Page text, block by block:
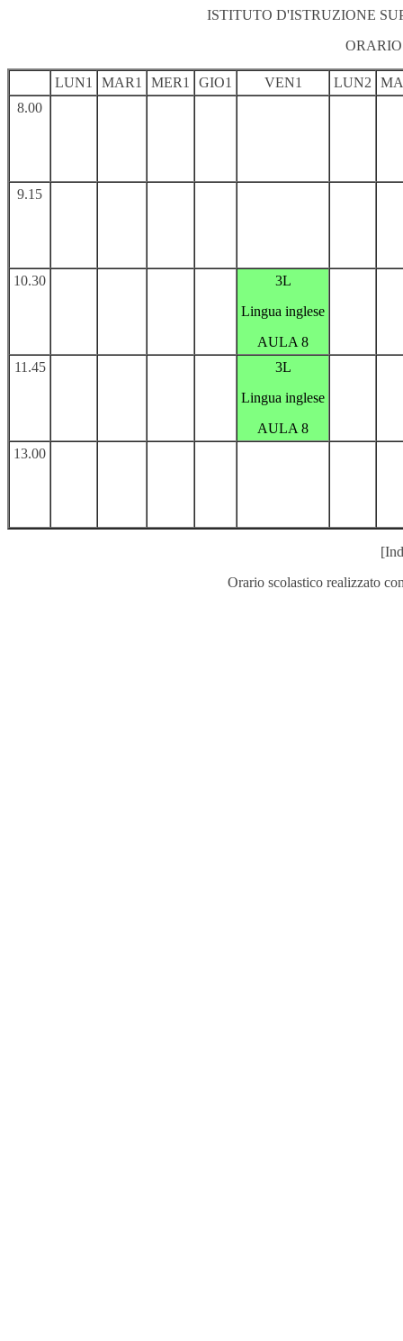
ISTITUTO D'ISTRUZIONE
LUN1 MAR1 MER1 GIO1 VEN1 LUN2
8.00
9.15
10.30
3L
Lingua inglese
AULA 8
11.45
3L
Lingua inglese
AULA 8
13.00
Orario scolastico realizzato